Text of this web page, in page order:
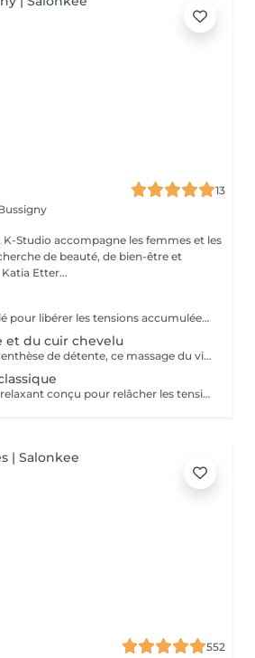
13
K-Studio accompagne les femmes et les
de beauté, de bien-être et
par Katia Etter...
Femme : Massage ciblé pour libérer les tensions accumulées dans le dos, les épaules et la nuque. Idéal pour retrouver une sensation de légèreté, de détente et de bien-être au quotidien. Homme : Massage ciblé pour dénouer les tensions musculaires du dos, des épaules et de la nuque. Idéal pour récupérer après une période de stress, de travail intense ou d'effort physique.
et du cuir chevelu
Femme : Véritable parenthèse de détente, ce massage du visage et du cuir chevelu aide à relâcher les tensions et à favoriser la microcirculation. Un moment de bien-être profond pour apaiser le corps et l'esprit. Homme : Ce massage du visage et du cuir chevelu aide à relâcher les tensions accumulées, à stimuler la circulation et à procurer une profonde sensation de détente. Idéal pour retrouver un visage reposé et un esprit plus léger.
Femme: Un massage relaxant conçu pour relâcher les tensions, apaiser l'esprit et procurer une profonde sensation de bien-être. Idéal pour s'accorder une parenthèse de détente et retrouver son équilibre intérieur. Homme: Un massage relaxant destiné à dénouer les tensions accumulées, réduire le stress et favoriser la récupération physique et mentale. Idéal pour retrouver calme, énergie et sérénité au quotidien.
552